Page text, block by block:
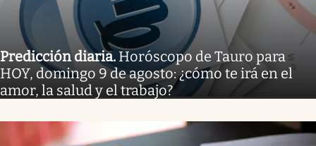
Predicción diaria. Horóscopo de Tauro para
HOY, domingo 9 de agosto: ¿cómo te irá en el
amor, la salud y el trabajo?